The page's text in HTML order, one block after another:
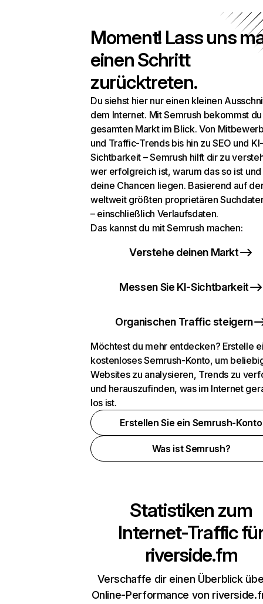
Moment! Lass uns
einen Schritt
zurücktreten.
Du siehst hier nur einen kleinen
dem Internet. Mit Semrush bekommst
gesamten Markt im Blick. Von
und Traffic-Trends bis hin zu SEO und KI-
Sichtbarkeit – Semrush hilft dir zu
wer erfolgreich ist, warum das so ist
deine Chancen liegen. Basierend auf
weltweit größten proprietären
– einschließlich Verlaufsdaten.
Das kannst du mit Semrush machen:
Verstehe deinen Markt
Messen Sie KI-Sichtbarkeit
Organischen Traffic steigern
Möchtest du mehr entdecken? Erstelle
kostenloses Semrush-Konto, um
Websites zu analysieren, Trends zu
und herauszufinden, was im Internet
los ist.
Erstellen Sie ein Semrush-Konto
Was ist Semrush?
Statistiken zum
Internet-Traffic
riverside.fm
Verschaffe dir einen Überblick
Online-Performance von